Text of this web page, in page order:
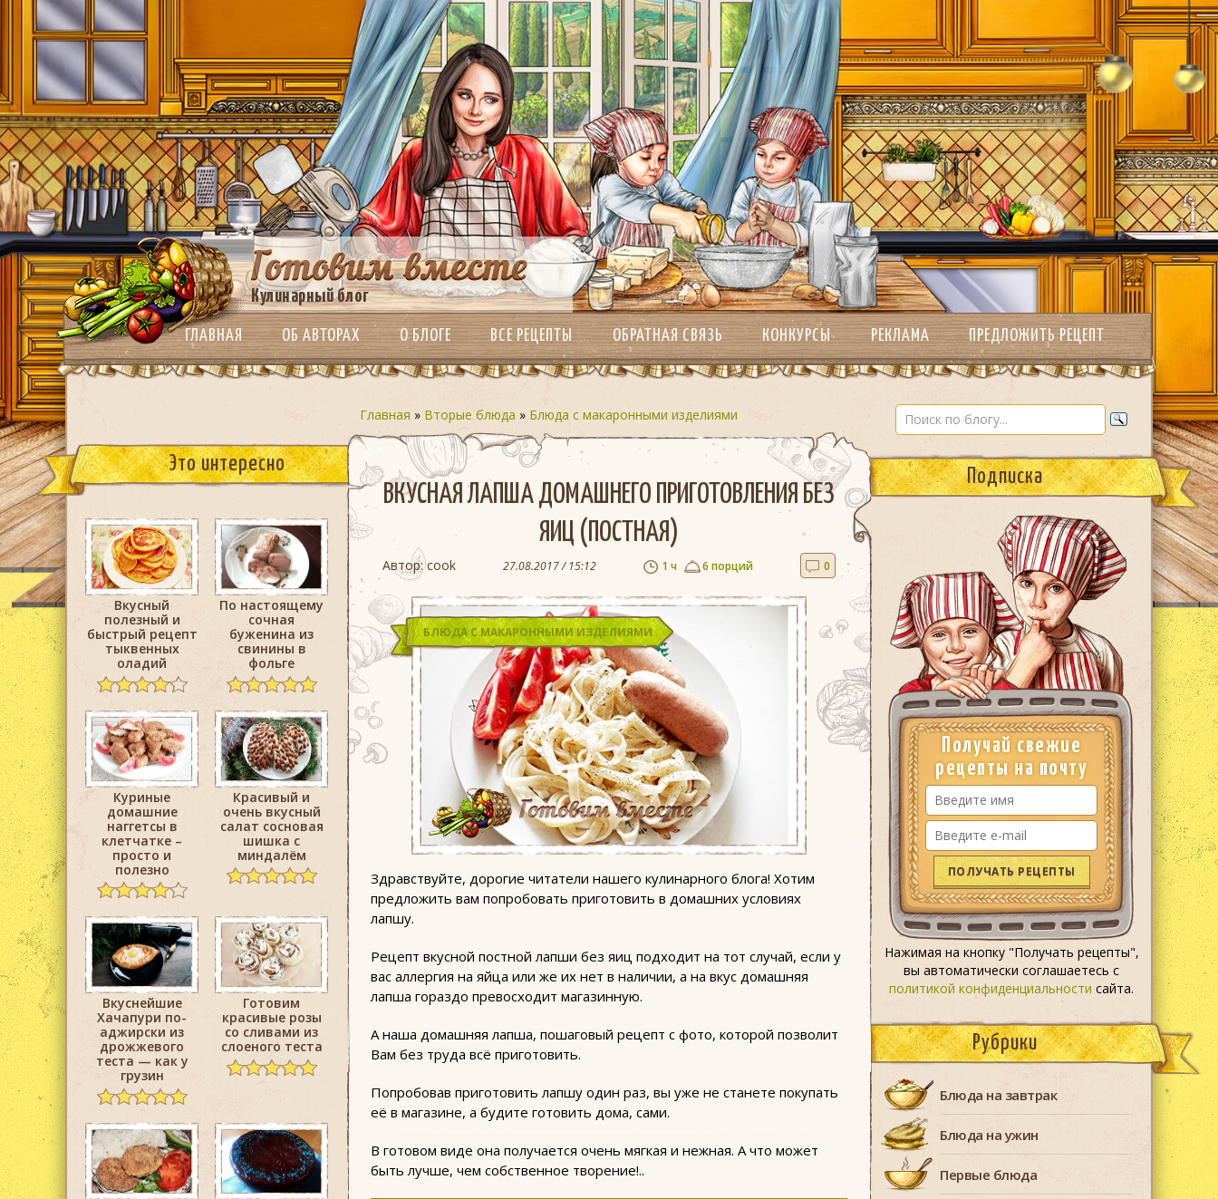
Кулинарный блог
ГЛАВНАЯ ОБ АВТОРАХ О БЛОГЕ ВСЕ РЕЦЕПТЫ ОБРАТНАЯ СВЯЗЬ КОНКУРСЫ РЕКЛАМА ПРЕДЛОЖИТЬ РЕЦЕПТ
Главная » Вторые блюда » Блюда с макаронными изделиями
ВКУСНАЯ ЛАПША ДОМАШНЕГО ПРИГОТОВЛЕНИЯ БЕЗ
ЯИЦ (ПОСТНАЯ)
Автор:cook 27.08.2017 / 15:12 1 ч 6 порций 0
БЛЮДА С МАКАРОННЫМИ ИЗДЕЛИЯМИ
Здравствуйте, дорогие читатели нашего кулинарного блога! Хотим
предложить вам попробовать приготовить в домашних условиях
лапшу.
Рецепт вкусной постной лапши без яиц подходит на тот случай, если у
вас аллергия на яйца или же их нет в наличии, а на вкус домашняя
лапша гораздо превосходит магазинную.
А наша домашняя лапша, пошаговый рецепт с фото, которой позволит
Вам без труда всё приготовить.
Попробовав приготовить лапшу один раз, вы уже не станете покупать
её в магазине, а будите готовить дома, сами.
В готовом виде она получается очень мягкая и нежная. А что может
быть лучше, чем собственное творение!..
Это интересно
Вкусный
полезный и
быстрый рецепт
тыквенных
оладий
По настоящему
сочная
буженина из
свинины в
фольге
Куриные
домашние
наггетсы в
клетчатке –
просто и
полезно
Красивый и
очень вкусный
салат сосновая
шишка с
миндалём
Вкуснейшие
Хачапури по-
аджирски из
дрожжевого
теста — как у
грузин
Готовим
красивые розы
со сливами из
слоеного теста
Подписка
Получай свежие
рецепты на почту
ПОЛУЧАТЬ РЕЦЕПТЫ
Нажимая на кнопку "Получать рецепты",
вы автоматически соглашаетесь с
политикой конфиденциальности сайта.
Рубрики
Блюда на завтрак
Блюда на ужин
Первые блюда